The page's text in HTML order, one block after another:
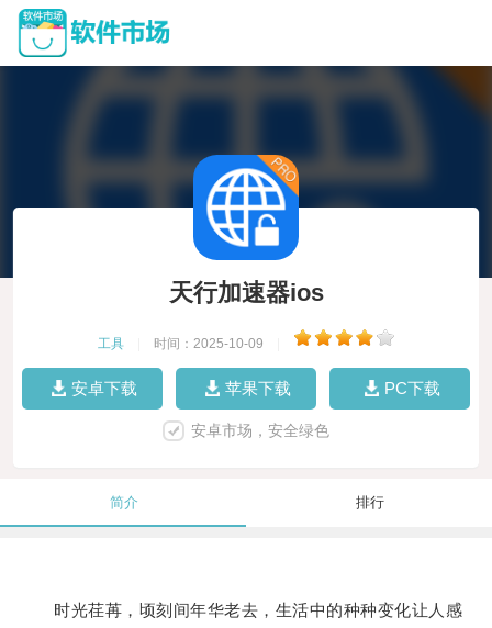
天行加速器ios
工具 时间：2025-10-09
安卓下载 苹果下载 PC下载
安卓市场，安全绿色
简介 排行
时光荏苒，顷刻间年华老去，生活中的种种变化让人感